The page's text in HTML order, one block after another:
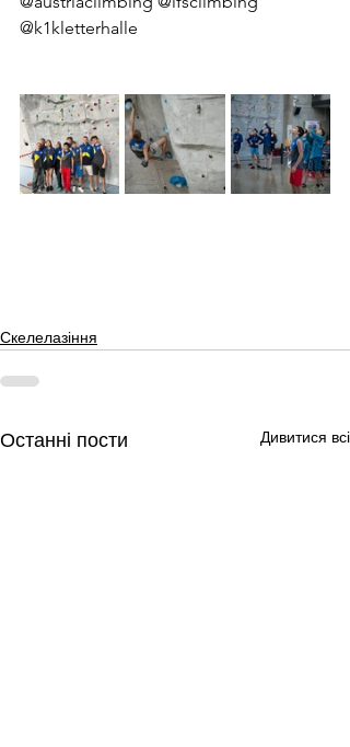
@k1kletterhalle
Скелелазіння
Останні пости Дивитися всі